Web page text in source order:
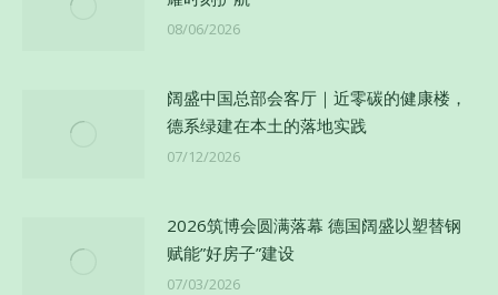
08/06/2026
阔盛中国总部会客厅｜近零碳的健康楼，
德系绿建在本土的落地实践
07/12/2026
2026筑博会圆满落幕 德国阔盛以塑替钢
赋能”好房子”建设
07/03/2026